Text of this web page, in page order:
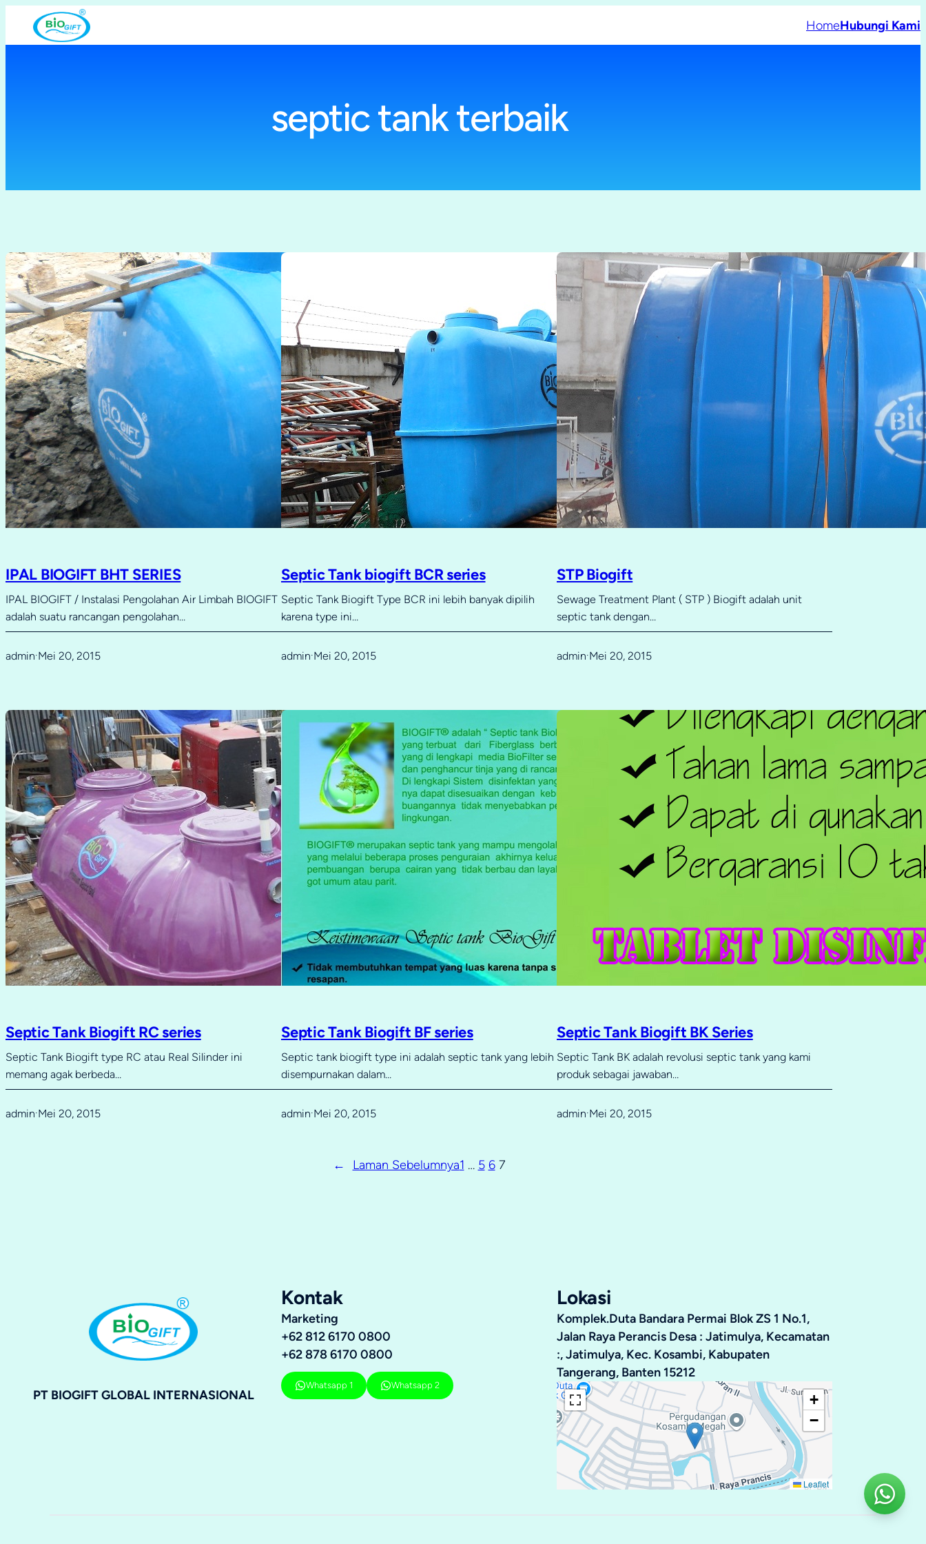
Lewati
HomeHubungi Kami
septic tank terbaik
IPAL BIOGIFT BHT SERIES
IPAL BIOGIFT / Instalasi Pengolahan Air Limbah BIOGIFT
adalah suatu rancangan pengolahan…
admin·Mei 20, 2015
Septic Tank biogift BCR series
Septic Tank Biogift Type BCR ini lebih banyak dipilih
karena type ini…
admin·Mei 20, 2015
STP Biogift
Sewage Treatment Plant ( STP ) Biogift adalah unit
septic tank dengan…
admin·Mei 20, 2015
Septic Tank Biogift RC series
Septic Tank Biogift type RC atau Real Silinder ini
memang agak berbeda…
admin·Mei 20, 2015
Septic Tank Biogift BF series
Septic tank biogift type ini adalah septic tank yang lebih
disempurnakan dalam…
admin·Mei 20, 2015
Septic Tank Biogift BK Series
Septic Tank BK adalah revolusi septic tank yang kami
produk sebagai jawaban…
admin·Mei 20, 2015
← Laman Sebelumnya1 … 5 6 7
PT BIOGIFT GLOBAL INTERNASIONAL
Kontak
Marketing
+62 812 6170 0800
+62 878 6170 0800
Whatsapp 1 Whatsapp 2
Lokasi
Komplek.Duta Bandara Permai Blok ZS 1 No.1,
Jalan Raya Perancis Desa : Jatimulya, Kecamatan
:, Jatimulya, Kec. Kosambi, Kabupaten
Tangerang, Banten 15212
+
−
Leaflet